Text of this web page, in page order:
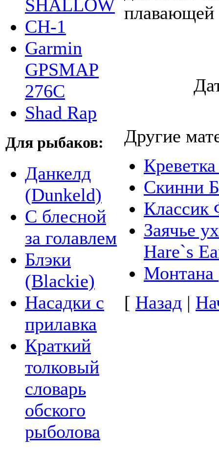
SHALLOW
СН-1
Garmin
GPSMAP
276C
Shad Rap
Для рыбаков:
Данкелд
(Dunkeld)
С блесной
за голавлем
Блэки
(Blackie)
Насадки с
прилавка
Краткий
толковый
словарь
обского
рыболова
плавающей
Другие
Скинни
Заячье
Hare`s
Монтана
[ Назад |